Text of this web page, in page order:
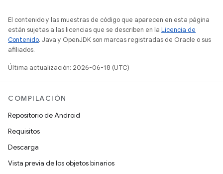
El contenido y las muestras de código que aparecen en esta página
están sujetas a las licencias que se describen en la Licencia de
Contenido. Java y OpenJDK son marcas registradas de Oracle o sus
afiliados.
Última actualización: 2026-06-18 (UTC)
COMPILACIÓN
Repositorio de Android
Requisitos
Descarga
Vista previa de los objetos binarios